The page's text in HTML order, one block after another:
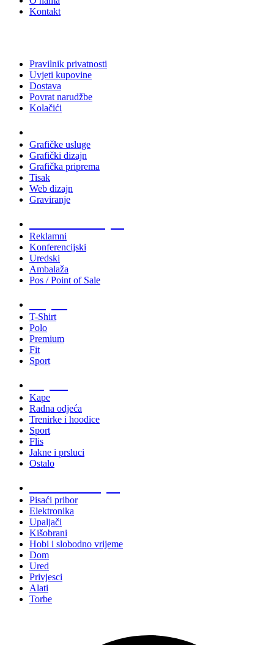
Kontakt
Pravilnik privatnosti
Uvjeti kupovine
Dostava
Povrat narudžbe
Kolačići
Grafičke usluge
Grafički dizajn
Grafička priprema
Tisak
Web dizajn
Graviranje
Reklamni
Konferencijski
Uredski
Ambalaža
Pos / Point of Sale
T-Shirt
Polo
Premium
Fit
Sport
Kape
Radna odjeća
Trenirke i hoodice
Sport
Flis
Jakne i prsluci
Ostalo
Pisaći pribor
Elektronika
Upaljači
Kišobrani
Hobi i slobodno vrijeme
Dom
Ured
Privjesci
Alati
Torbe